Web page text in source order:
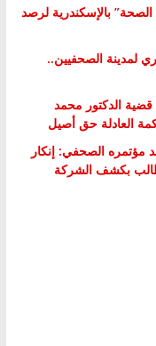
بالإسكندرية لرصد
لمدينة الصحفيين..
الدكتور محمد
العادلة حق أصيل
مؤتمره الصحفي: إنكار
بكشف الشركة